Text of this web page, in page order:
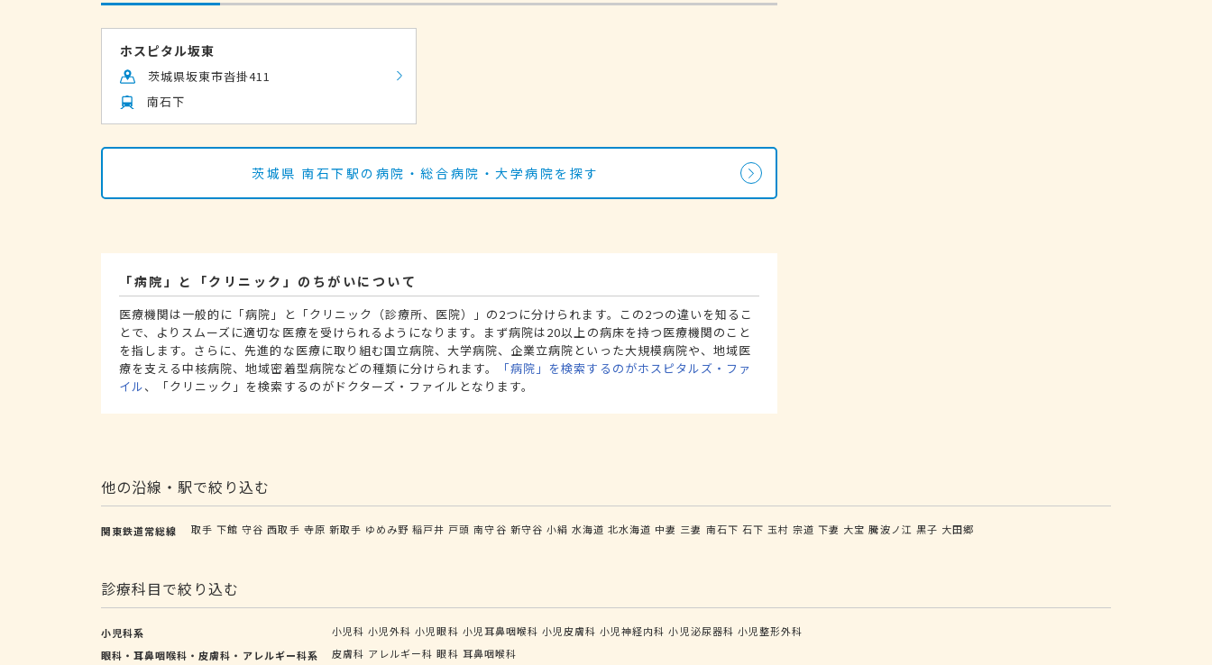
ホスピタル坂東
茨城県坂東市沓掛411
南石下
茨城県 南石下駅の病院・総合病院・大学病院を探す
「病院」と「クリニック」のちがいについて
医療機関は一般的に「病院」と「クリニック（診療所、医院）」の2つに分けられます。この2つの違いを知るこ
とで、よりスムーズに適切な医療を受けられるようになります。まず病院は20以上の病床を持つ医療機関のこと
を指します。さらに、先進的な医療に取り組む国立病院、大学病院、企業立病院といった大規模病院や、地域医
療を支える中核病院、地域密着型病院などの種類に分けられます。
「病院」を検索するのがホスピタルズ・ファ
イル、「クリニック」を検索するのがドクターズ・ファイルとなります。
他の沿線・駅で絞り込む
関東鉄道常総線 取手 下館 守谷 西取手 寺原 新取手 ゆめみ野 稲戸井 戸頭 南守谷 新守谷 小絹 水海道 北水海道 中妻 三妻 南石下 石下 玉村 宗道 下妻 大宝 騰波ノ江 黒子 大田郷
診療科目で絞り込む
小児科系 小児科 小児外科 小児眼科 小児耳鼻咽喉科 小児皮膚科 小児神経内科 小児泌尿器科 小児整形外科
眼科・耳鼻咽喉科・皮膚科・アレルギー科系
皮膚科 アレルギー科 眼科 耳鼻咽喉科